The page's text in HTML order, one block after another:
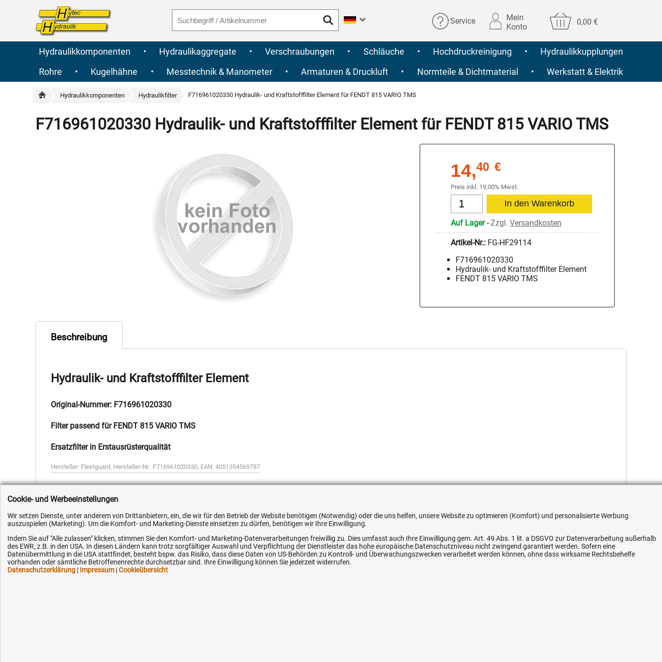
Service
Mein
Konto
0,00 €
Hydraulikkomponenten • Hydraulikaggregate • Verschraubungen • Schläuche • Hochdruckreinigung •
Hydraulikkupplungen
Rohre
• Kugelhähne • Messtechnik & Manometer • Armaturen & Druckluft • Normteile & Dichtmaterial • Werkstatt & Elektrik
Hydraulikkomponenten Hydraulikfilter F716961020330 Hydraulik- und Kraftstofffilter Element für FENDT 815 VARIO TMS
F716961020330 Hydraulik- und Kraftstofffilter Element für FENDT 815 VARIO TMS
14,40 €
Preis inkl. 19,00% Mwst.
Auf Lager-Zzgl. Versandkosten
Artikel-Nr.: FG-HF29114
F716961020330
Hydraulik- und Kraftstofffilter Element
FENDT 815 VARIO TMS
Beschreibung
Hydraulik- und Kraftstofffilter Element
Original-Nummer: F716961020330
Filter passend für FENDT 815 VARIO TMS
Ersatzfilter in Erstausrüsterqualität
Hersteller: Fleetguard , Hersteller-Nr.: F716961020330, EAN: 4051354569787
Kundenhotline (Festnetz):
+49 (0) 5351 - 523 520
Mo.-Fr. 07:30 - 16:00 Uhr
Hilfe & Service
Versandkosten
Zahlungsarten
Ihre Hytec-Hydraulik Vorteile
Schneller Versand, meist am selben Tag
Versandkostenfrei ab 150 EUR (innerhalb DE)
Flexible Zahlung
Cookie- und Werbeeinstellungen
Wir setzen Dienste, unter anderem von Drittanbietern, ein, die wir für den Betrieb der Website benötigen (Notwendig) oder die uns helfen, unsere Website zu optimieren (Komfort) und personalisierte Werbung
auszuspielen (Marketing). Um die Komfort- und Marketing-Dienste einsetzen zu dürfen, benötigen wir Ihre Einwilligung.
Indem Sie auf "Alle zulassen" klicken, stimmen Sie den Komfort- und Marketing-Datenverarbeitungen freiwillig zu. Dies umfasst auch Ihre Einwilligung gem. Art. 49 Abs. 1 lit. a DSGVO zur Datenverarbeitung außerhalb
des EWR, z.B. in den USA. In diesen Ländern kann trotz sorgfältiger Auswahl und Verpflichtung der Dienstleister das hohe europäische Datenschutzniveau nicht zwingend garantiert werden. Sofern eine
Datenübermittlung in die USA stattfindet, besteht bspw. das Risiko, dass diese Daten von US-Behörden zu Kontroll- und Überwachungszwecken verarbeitet werden können, ohne dass wirksame Rechtsbehelfe
vorhanden oder sämtliche Betroffenenrechte durchsetzbar sind. Ihre Einwilligung können Sie jederzeit widerrufen.
Datenschutzerklärung | Impressum |Cookieübersicht